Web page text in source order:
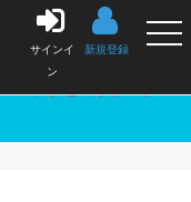
サインイ
ン
新規登録